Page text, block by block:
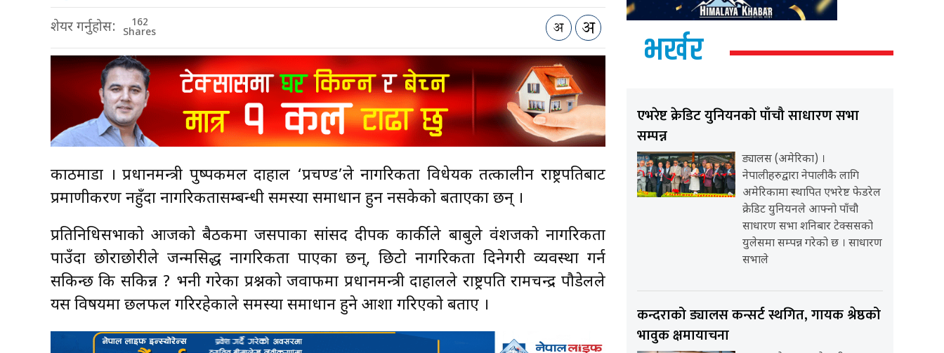
शेयर गर्नुहोस: 162
Shares
काठमाडौँ । प्रधानमन्त्री पुष्पकमल दाहाल ‘प्रचण्ड’ले नागरिकता विधेयक तत्कालीन राष्ट्रपतिबाट
प्रमाणीकरण नहुँदा नागरिकतासम्बन्धी समस्या समाधान हुन नसकेको बताएका छन् ।
प्रतिनिधिसभाको आजको बैठकमा जसपाका सांसद दीपक कार्कीले बाबुले वंशजको नागरिकता
पाउँदा छोराछोरीले जन्मसिद्ध नागरिकता पाएका छन्, छिटो नागरिकता दिनेगरी व्यवस्था गर्न
सकिन्छ कि सकिन्न ? भनी गरेका प्रश्नको जवाफमा प्रधानमन्त्री दाहालले राष्ट्रपति रामचन्द्र पौडेलले
यस विषयमा छलफल गरिरहेकाले समस्या समाधान हुने आशा गरिएको बताए ।
भर्खर
एभरेष्ट क्रेडिट युनियनको पाँचौ साधारण सभा
सम्पन्न
ड्यालस (अमेरिका) ।
नेपालीहरुद्वारा नेपालीकै लागि
अमेरिकामा स्थापित एभरेष्ट फेडरेल
क्रेडिट युनियनले आफ्नो पाँचौ
साधारण सभा शनिबार टेक्ससको
युलेसमा सम्पन्न गरेको छ । साधारण
सभाले
कन्दराको ड्यालस कन्सर्ट स्थगित, गायक श्रेष्ठको
भावुक क्षमायाचना